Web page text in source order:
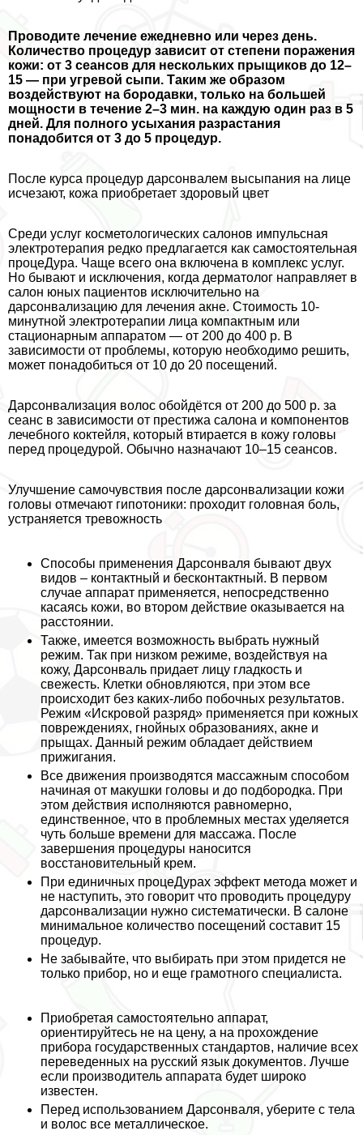
Проводите лечение ежедневно или через день.
Количество процедур зависит от степени поражения
кожи: от 3 сеансов для нескольких прыщиков до 12–
15 — при угревой сыпи. Таким же образом
воздействуют на бородавки, только на большей
мощности в течение 2–3 мин. на каждую один раз в 5
дней. Для полного усыхания разрастания
понадобится от 3 до 5 процедур.
После курса процедур дарсонвалем высыпания на лице
исчезают, кожа приобретает здоровый цвет
Среди услуг косметологических салонов импульсная
электротерапия редко предлагается как самостоятельная
процеДypa. Чаще всего она включена в комплекс услуг.
Но бывают и исключения, когда дерматолог направляет в
салон юных пациентов исключительно на
дарсонвализацию для лечения акне. Стоимость 10-
минутной электротерапии лица компактным или
стационарным аппаратом — от 200 до 400 р. В
зависимости от проблемы, которую необходимо решить,
может понадобиться от 10 до 20 посещений.
Дарсонвализация волос обойдётся от 200 до 500 р. за
сеанс в зависимости от престижа салона и компонентов
лечебного коктейля, который втирается в кожу головы
перед процедурой. Обычно назначают 10–15 сеансов.
Улучшение самочувствия после дарсонвализации кожи
головы отмечают гипотоники: проходит головная боль,
устраняется тревожность
Способы применения Дарсонваля бывают двух
видов – контактный и бесконтактный. В первом
случае аппарат применяется, непосредственно
касаясь кожи, во втором действие оказывается на
расстоянии.
Также, имеется возможность выбрать нужный
режим. Так при низком режиме, воздействуя на
кожу, Дарсонваль придает лицу гладкость и
свежесть. Клетки обновляются, при этом все
происходит без каких-либо побочных результатов.
Режим «Искровой разряд» применяется при кожных
повреждениях, гнойных образованиях, акне и
прыщах. Данный режим обладает действием
прижигания.
Все движения производятся массажным способом
начиная от макушки головы и до подбородка. При
этом действия исполняются равномерно,
единственное, что в проблемных местах уделяется
чуть больше времени для массажа. После
завершения процедуры наносится
восстановительный крем.
При единичных процеДypaх эффект метода может и
не наступить, это говорит что проводить процедуру
дарсонвализации нужно систематически. В салоне
минимальное количество посещений составит 15
процедур.
Не забывайте, что выбирать при этом придется не
только прибор, но и еще грамотного специалиста.
Приобретая самостоятельно аппарат,
ориентируйтесь не на цену, а на прохождение
прибора государственных стандартов, наличие всех
переведенных на русский язык документов. Лучше
если производитель аппарата будет широко
известен.
Перед использованием Дарсонваля, уберите с тела
и волос все металлическое.